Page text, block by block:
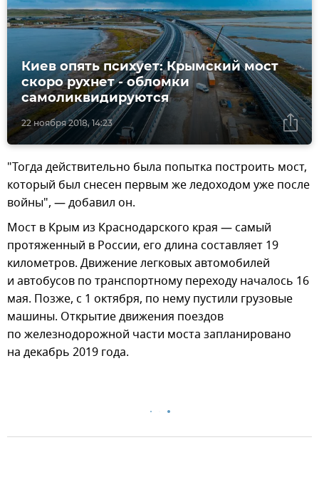
22 ноября 2018, 14:23
Киев опять психует: Крымский мост
скоро рухнет - обломки
самоликвидируются
"Тогда действительно была попытка построить мост,
который был снесен первым же ледоходом уже после
войны", — добавил он.
Мост в Крым из Краснодарского края — самый
протяженный в России, его длина составляет 19
километров. Движение легковых автомобилей
и автобусов по транспортному переходу началось 16
мая. Позже, с 1 октября, по нему пустили грузовые
машины. Открытие движения поездов
по железнодорожной части моста запланировано
на декабрь 2019 года.